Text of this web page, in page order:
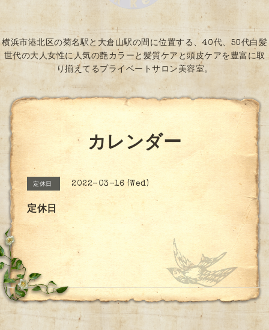
横浜市港北区の菊名駅と大倉山駅の間に位置する、40代、50代白髪
世代の大人女性に人気の艶カラーと髪質ケアと頭皮ケアを豊富に取
り揃えてるプライベートサロン美容室。
カレンダー
定休日 2022-03-16 (Wed)
定休日